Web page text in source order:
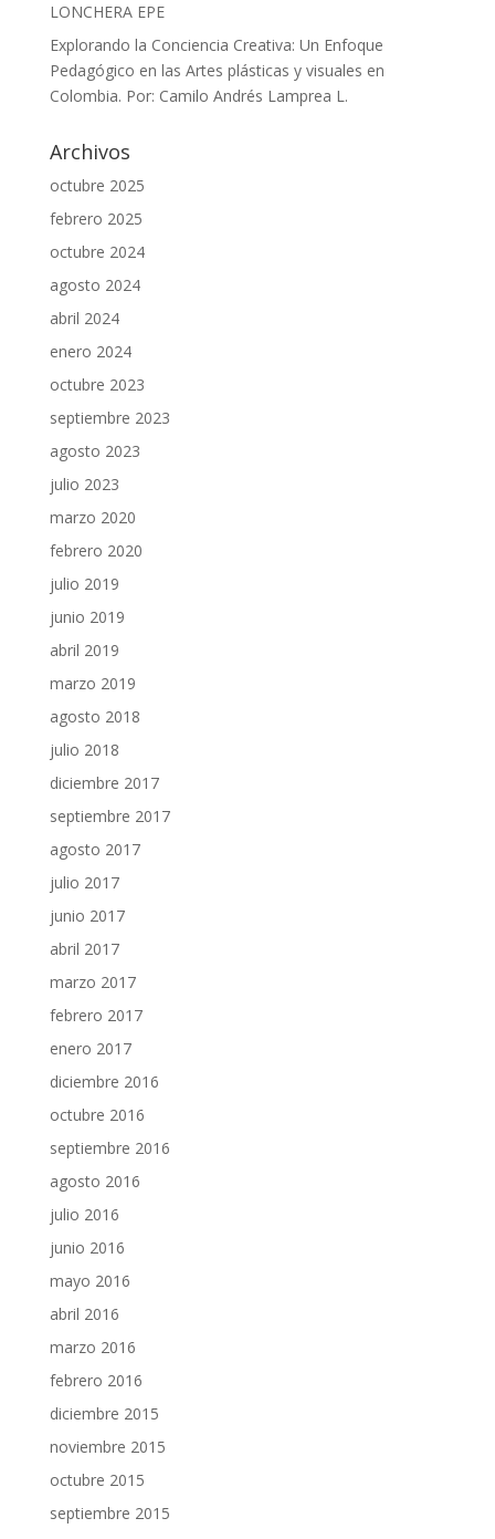
LONCHERA EPE
Explorando la Conciencia Creativa: Un Enfoque
Pedagógico en las Artes plásticas y visuales en
Colombia. Por: Camilo Andrés Lamprea L.
Archivos
octubre 2025
febrero 2025
octubre 2024
agosto 2024
abril 2024
enero 2024
octubre 2023
septiembre 2023
agosto 2023
julio 2023
marzo 2020
febrero 2020
julio 2019
junio 2019
abril 2019
marzo 2019
agosto 2018
julio 2018
diciembre 2017
septiembre 2017
agosto 2017
julio 2017
junio 2017
abril 2017
marzo 2017
febrero 2017
enero 2017
diciembre 2016
octubre 2016
septiembre 2016
agosto 2016
julio 2016
junio 2016
mayo 2016
abril 2016
marzo 2016
febrero 2016
diciembre 2015
noviembre 2015
octubre 2015
septiembre 2015